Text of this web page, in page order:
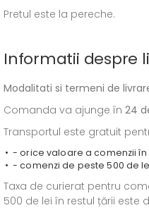
Pretul este la pereche.
Informatii despre
Modalitati si termeni de
Comanda va ajunge în 24
Transportul este gratuit
- orice valoare a comenzii
- comenzi de peste 500 de
Taxa de curierat pentru
500 de lei în restul țării este